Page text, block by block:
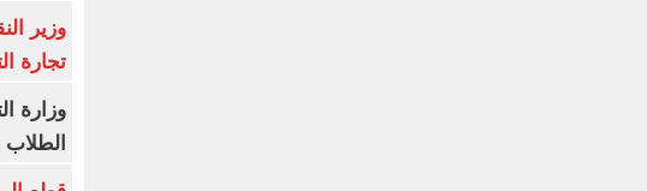
وزير
تجارة
وزارة